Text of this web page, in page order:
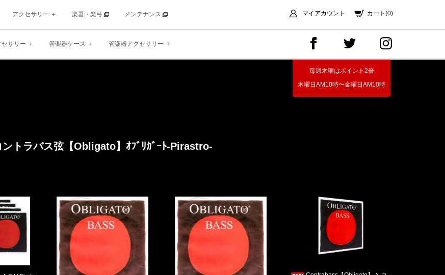
アクセサリー 楽器・楽弓 メンテナンス マイアカウント カート(0)
サリー 管楽器ケース 管楽器アクセサリー
毎週木曜はポイント2倍
木曜日AM10時〜金曜日AM10時
ントラバス弦【Obligato】 ｵﾌﾞﾘｶﾞｰﾄ-Pirastro-